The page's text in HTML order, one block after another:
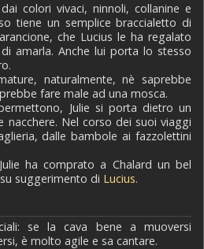
colori vivaci, ninnoli, collanine e
tiene un semplice braccialetto di
che Lucius le ha regalato
amarla. Anche lui porta lo stesso
naturalmente, nè saprebbe
fare male ad una mosca.
Julie si porta dietro un
nacchere. Nel corso dei suoi viaggi
dalle bambole ai fazzolettini
ha comprato a Chalard un bel
suggerimento di Lucius.
se la cava bene a muoversi
è molto agile e sa cantare.